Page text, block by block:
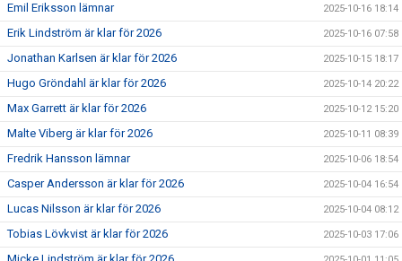
Emil Eriksson lämnar 2025-10-16 18:14
Erik Lindström är klar för 2026 2025-10-16 07:58
Jonathan Karlsen är klar för 2026 2025-10-15 18:17
Hugo Gröndahl är klar för 2026 2025-10-14 20:22
Max Garrett är klar för 2026 2025-10-12 15:20
Malte Viberg är klar för 2026 2025-10-11 08:39
Fredrik Hansson lämnar 2025-10-06 18:54
Casper Andersson är klar för 2026 2025-10-04 16:54
Lucas Nilsson är klar för 2026 2025-10-04 08:12
Tobias Lövkvist är klar för 2026 2025-10-03 17:06